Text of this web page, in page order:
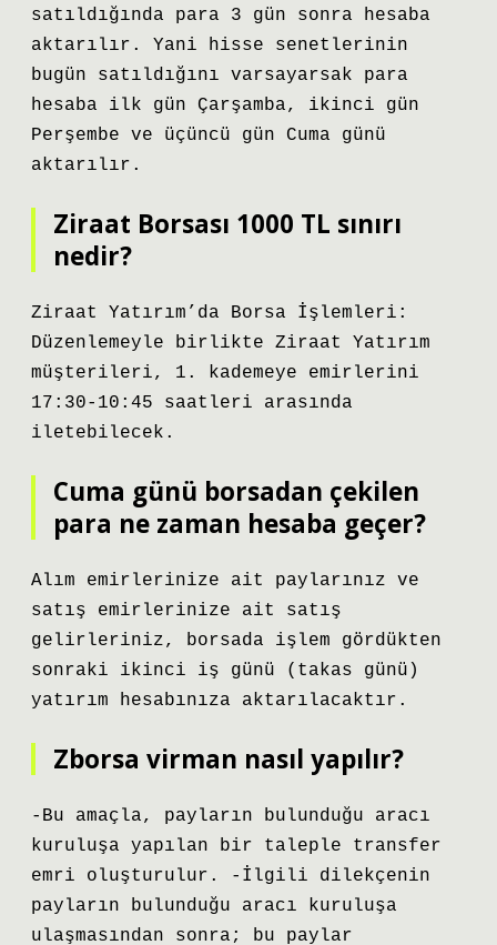
satıldığında para 3 gün sonra hesaba
aktarılır. Yani hisse senetlerinin
bugün satıldığını varsayarsak para
hesaba ilk gün Çarşamba, ikinci gün
Perşembe ve üçüncü gün Cuma günü
aktarılır.
Ziraat Borsası 1000 TL sınırı
nedir?
Ziraat Yatırım’da Borsa İşlemleri:
Düzenlemeyle birlikte Ziraat Yatırım
müşterileri, 1. kademeye emirlerini
17:30-10:45 saatleri arasında
iletebilecek.
Cuma günü borsadan çekilen
para ne zaman hesaba geçer?
Alım emirlerinize ait paylarınız ve
satış emirlerinize ait satış
gelirleriniz, borsada işlem gördükten
sonraki ikinci iş günü (takas günü)
yatırım hesabınıza aktarılacaktır.
Zborsa virman nasıl yapılır?
-Bu amaçla, payların bulunduğu aracı
kuruluşa yapılan bir taleple transfer
emri oluşturulur. -İlgili dilekçenin
payların bulunduğu aracı kuruluşa
ulaşmasından sonra; bu paylar